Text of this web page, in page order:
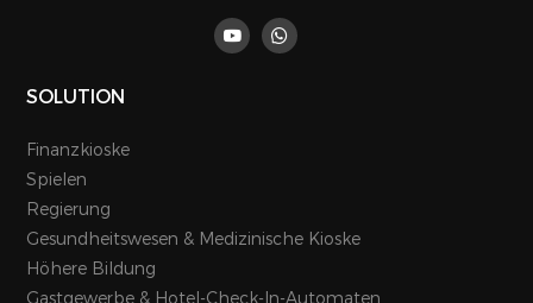
SOLUTION
Finanzkioske
Spielen
Regierung
Gesundheitswesen & Medizinische Kioske
Höhere Bildung
Gastgewerbe & Hotel-Check-In-Automaten